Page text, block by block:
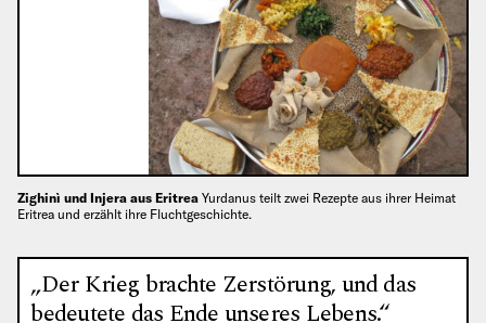
Zighinì und Injera aus Eritrea Yurdanus teilt zwei Rezepte aus ihrer Heimat
Eritrea und erzählt ihre Fluchtgeschichte.
„Der Krieg brachte Zerstörung, und das
bedeutete das Ende unseres Lebens.“